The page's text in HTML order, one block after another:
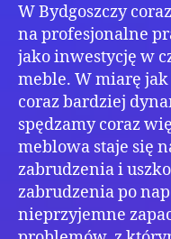
W Bydgoszczy
na profesjonalne
jako inwestycję w
meble. W miarę jak
coraz bardziej
spędzamy coraz
meblowa staje się
zabrudzenia i
zabrudzenia po
nieprzyjemne